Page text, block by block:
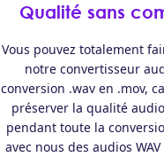
Qualité sans
Vous pouvez totalement
notre convertisseur
conversion .wav en .mov,
préserver la qualité
pendant toute la
avec nous des audios